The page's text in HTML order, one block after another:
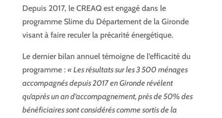
Depuis 2017, le CREAQ est engagé dans le
programme Slime du Département de la Gironde
visant à faire reculer la précarité énergétique.
Le dernier bilan annuel témoigne de l’efficacité du
programme : « Les résultats sur les 3 500 ménages
accompagnés depuis 2017 en Gironde révèlent
qu’après un an d’accompagnement, près de 50% des
bénéficiaires sont considérés comme sortis de la